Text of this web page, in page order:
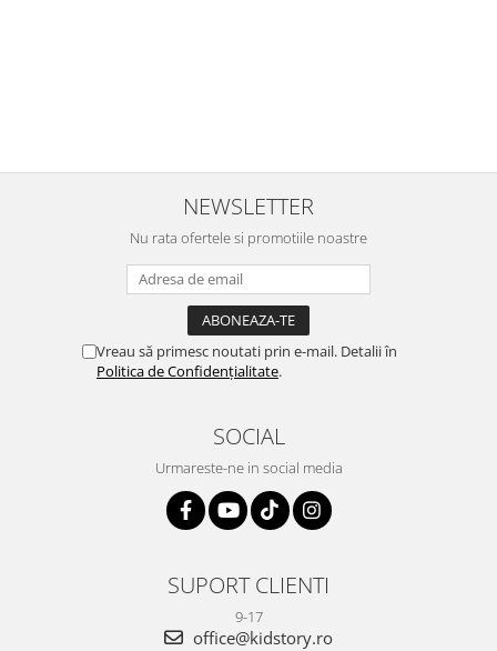
NEWSLETTER
Nu rata ofertele si promotiile noastre
Vreau să primesc noutati prin e-mail. Detalii în
Politica de Confidențialitate.
SOCIAL
Urmareste-ne in social media
SUPORT CLIENTI
9-17
office@kidstory.ro